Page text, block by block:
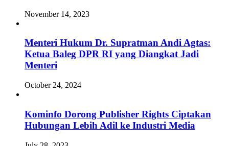
November 14, 2023
Menteri Hukum Dr. Supratman Andi Agtas:
Ketua Baleg DPR RI yang Diangkat Jadi
Menteri
October 24, 2024
Kominfo Dorong Publisher Rights Ciptakan
Hubungan Lebih Adil ke Industri Media